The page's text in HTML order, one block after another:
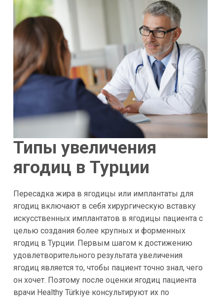
Типы увеличения
ягодиц в Турции
Пересадка жира в ягодицы или имплантаты для
ягодиц включают в себя хирургическую вставку
искусственных имплантатов в ягодицы пациента с
целью создания более крупных и форменных
ягодиц в Турции. Первым шагом к достижению
удовлетворительного результата увеличения
ягодиц является то, чтобы пациент точно знал, чего
он хочет. Поэтому после оценки ягодиц пациента
врачи Healthy Türkiye консультируют их по